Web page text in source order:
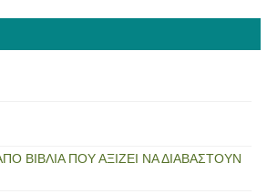
ΒΙΒΛΙΑ ΠΟΥ ΑΞΙΖΕΙ ΝΑ ΔΙΑΒΑΣΤΟΥΝ